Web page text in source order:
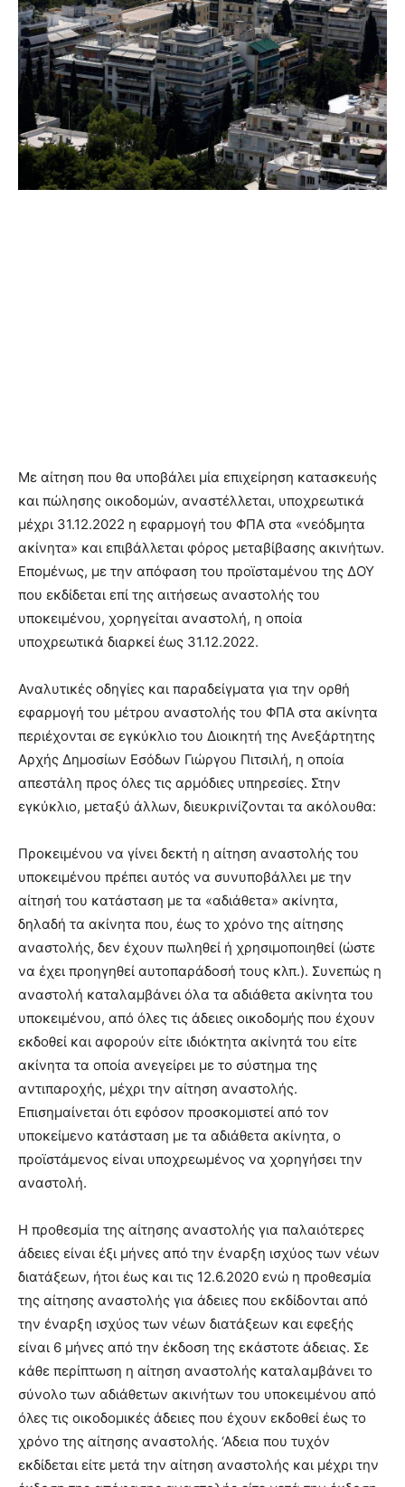
Με αίτηση που θα υποβάλει μία επιχείρηση κατασκευής
και πώλησης οικοδομών, αναστέλλεται, υποχρεωτικά
μέχρι 31.12.2022 η εφαρμογή του ΦΠΑ στα «νεόδμητα
ακίνητα» και επιβάλλεται φόρος μεταβίβασης ακινήτων.
Επομένως, με την απόφαση του προϊσταμένου της ΔΟΥ
που εκδίδεται επί της αιτήσεως αναστολής του
υποκειμένου, χορηγείται αναστολή, η οποία
υποχρεωτικά διαρκεί έως 31.12.2022.
Αναλυτικές οδηγίες και παραδείγματα για την ορθή
εφαρμογή του μέτρου αναστολής του ΦΠΑ στα ακίνητα
περιέχονται σε εγκύκλιο του Διοικητή της Ανεξάρτητης
Αρχής Δημοσίων Εσόδων Γιώργου Πιτσιλή, η οποία
απεστάλη προς όλες τις αρμόδιες υπηρεσίες. Στην
εγκύκλιο, μεταξύ άλλων, διευκρινίζονται τα ακόλουθα:
Προκειμένου να γίνει δεκτή η αίτηση αναστολής του
υποκειμένου πρέπει αυτός να συνυποβάλλει με την
αίτησή του κατάσταση με τα «αδιάθετα» ακίνητα,
δηλαδή τα ακίνητα που, έως το χρόνο της αίτησης
αναστολής, δεν έχουν πωληθεί ή χρησιμοποιηθεί (ώστε
να έχει προηγηθεί αυτοπαράδοσή τους κλπ.). Συνεπώς η
αναστολή καταλαμβάνει όλα τα αδιάθετα ακίνητα του
υποκειμένου, από όλες τις άδειες οικοδομής που έχουν
εκδοθεί και αφορούν είτε ιδιόκτητα ακίνητά του είτε
ακίνητα τα οποία ανεγείρει με το σύστημα της
αντιπαροχής, μέχρι την αίτηση αναστολής.
Επισημαίνεται ότι εφόσον προσκομιστεί από τον
υποκείμενο κατάσταση με τα αδιάθετα ακίνητα, ο
προϊστάμενος είναι υποχρεωμένος να χορηγήσει την
αναστολή.
Η προθεσμία της αίτησης αναστολής για παλαιότερες
άδειες είναι έξι μήνες από την έναρξη ισχύος των νέων
διατάξεων, ήτοι έως και τις 12.6.2020 ενώ η προθεσμία
της αίτησης αναστολής για άδειες που εκδίδονται από
την έναρξη ισχύος των νέων διατάξεων και εφεξής
είναι 6 μήνες από την έκδοση της εκάστοτε άδειας. Σε
κάθε περίπτωση η αίτηση αναστολής καταλαμβάνει το
σύνολο των αδιάθετων ακινήτων του υποκειμένου από
όλες τις οικοδομικές άδειες που έχουν εκδοθεί έως το
χρόνο της αίτησης αναστολής. ‘Αδεια που τυχόν
εκδίδεται είτε μετά την αίτηση αναστολής και μέχρι την